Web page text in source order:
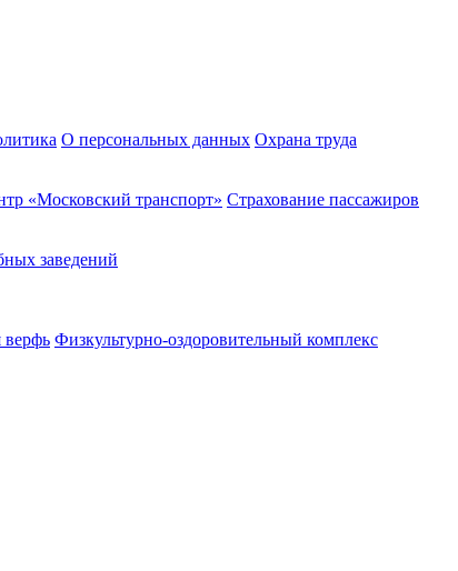
О персональных данных Охрана труда
«Московский транспорт» Страхование пассажиров
заведений
верфь Физкультурно-оздоровительный комплекс